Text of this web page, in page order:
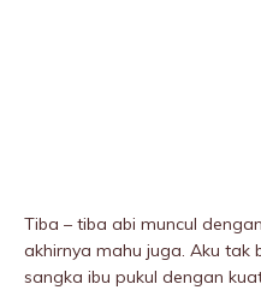
Tiba – tiba abi muncul
akhirnya mahu juga. Aku tak
sangka ibu pukuI dengan